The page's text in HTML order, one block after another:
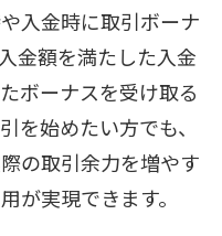
入金時に取引ボーナ
金額を満たした入金
ボーナスを受け取る
を始めたい方でも、
の取引余力を増やす
が実現できます。